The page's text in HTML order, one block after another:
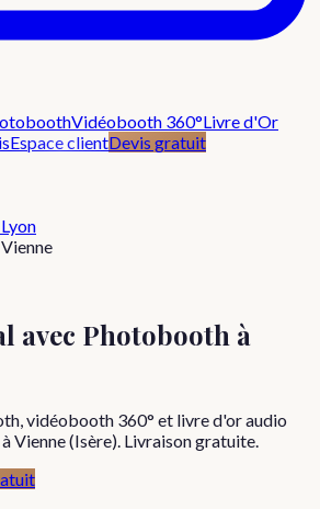
Vidéobooth 360°Livre d'Or
Espace clientDevis gratuit
avec Photobooth à
vidéobooth 360° et livre d'or audio
Vienne (Isère). Livraison gratuite.